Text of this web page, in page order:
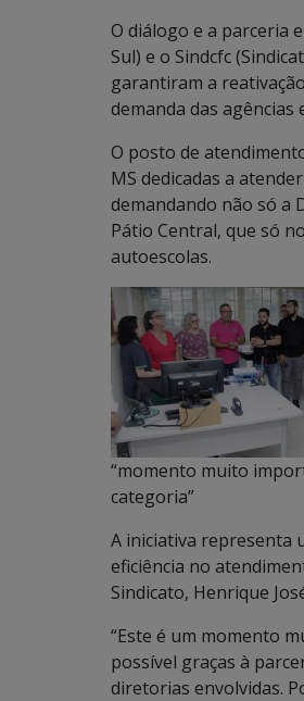
O diálogo e a parceria
Sul) e o Sindcfc
garantiram a
demanda das
O posto de
MS dedicadas a
demandando não só a
Pátio Central, que só
autoescolas.
“momento muito
categoria”
A iniciativa representa
eficiência no
Sindicato, Henrique
“Este é um momento
possível graças à
diretorias envolvidas.